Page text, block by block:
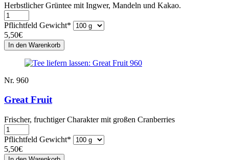
Herbstlicher Grüntee mit Ingwer, Mandeln und Kakao.
Pflichtfeld Gewicht*
5,50€
Nr. 960
Great Fruit
Frischer, fruchtiger Charakter mit großen Cranberries
Pflichtfeld Gewicht*
5,50€